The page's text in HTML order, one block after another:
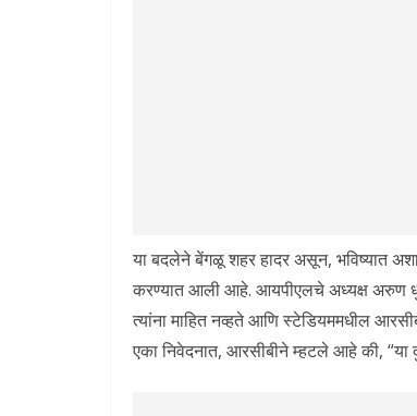
या बदलेने बेंगळू शहर हादर असून, भविष्यात
करण्यात आली आहे. आयपीएलचे अध्यक्ष अरुण
त्यांना माहित नव्हते आणि स्टेडियममधील
एका निवेदनात, आरसीबीने म्हटले आहे की, “या